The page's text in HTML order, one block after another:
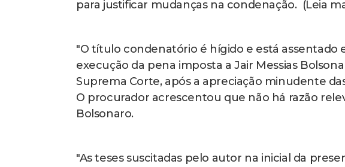
para justificar mudanças na condenação. (Leia
"O título condenatório é hígido e está
execução da pena imposta a Jair Messias
Suprema Corte, após a apreciação minudente
O procurador acrescentou que não há razão
Bolsonaro.
"As teses suscitadas pelo autor na inicial da